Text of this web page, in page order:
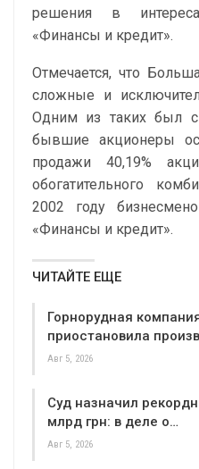
решения в
«Финансы и кредит».
Отмечается, что
сложные и
Одним из таких был
бывшие акционеры
продажи 40,19%
обогатительного
2002 году
«Финансы и кредит».
ЧИТАЙТЕ ЕЩЕ
Горнорудная
приостановила
Авг 5, 2026
Суд назначил
млрд грн: в деле о…
Авг 5, 2026